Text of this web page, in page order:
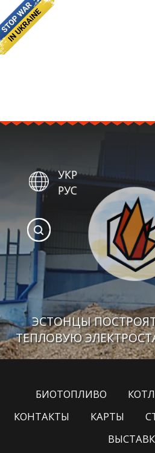
ЭСТОНЦЫ
ТЕПЛОВУЮ
УКР
РУС
БИОТОПЛИВО
КОНТАКТЫ
КАРТЫ